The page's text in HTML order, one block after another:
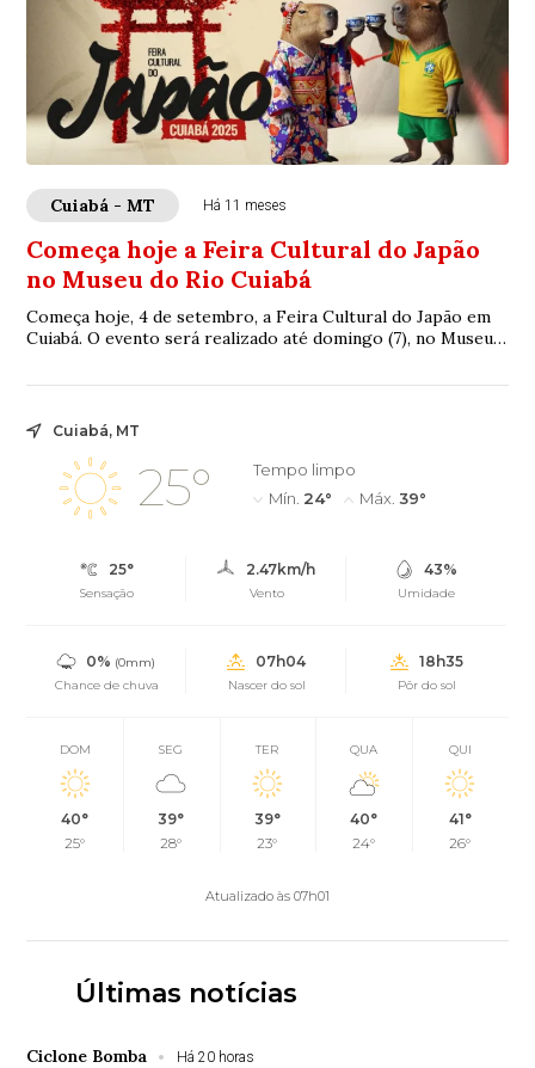
Cuiabá - MT Há 11 meses
Começa hoje a Feira Cultural do Japão
no Museu do Rio Cuiabá
Começa hoje, 4 de setembro, a Feira Cultural do Japão em
Cuiabá. O evento será realizado até domingo (7), no Museu
Cuiabá, MT
25°
Tempo limpo
Mín. 24° Máx. 39°
25°
Sensação
2.47km/h
Vento
43%
Umidade
0% (0mm)
Chance de chuva
07h04
Nascer do sol
18h35
Pôr do sol
DOM
40°
25°
SEG
39°
28°
TER
39°
23°
QUA
40°
24°
QUI
41°
26°
Atualizado às 07h01
Últimas notícias
Ciclone Bomba Há 20 horas